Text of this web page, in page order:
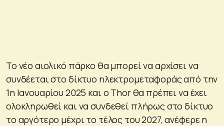
Το νέο αιολικό πάρκο θα μπορεί να αρχίσει να
συνδέεται στο δίκτυο ηλεκτρομεταφοράς από την
1η Ιανουαρίου 2025 και ο Thor θα πρέπει να έχει
ολοκληρωθεί και να συνδεθεί πλήρως στο δίκτυο
το αργότερο μέχρι το τέλος του 2027, ανέφερε η